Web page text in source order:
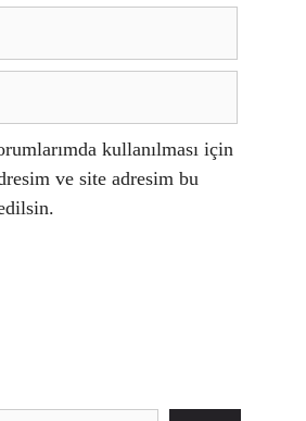
kullanılması için
ve site adresim bu